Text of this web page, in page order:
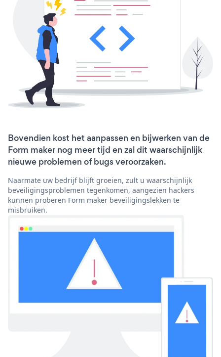
Bovendien kost het aanpassen en bijwerken van de
Form maker nog meer tijd en zal dit waarschijnlijk
nieuwe problemen of bugs veroorzaken.
Naarmate uw bedrijf blijft groeien, zult u waarschijnlijk
beveiligingsproblemen tegenkomen, aangezien hackers
kunnen proberen Form maker beveiligingslekken te
misbruiken.